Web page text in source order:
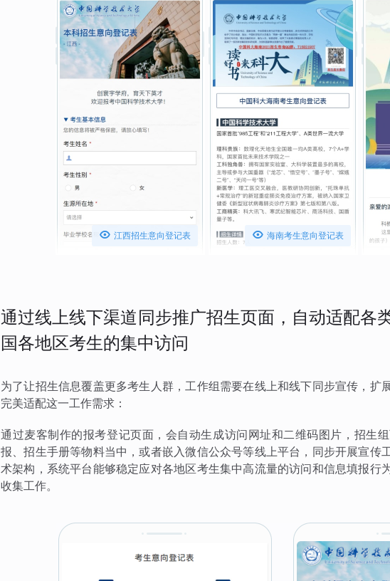
 江西招生意向登记表  海南考生意向登记表
通过线上线下渠道同步推广招生页面，自动适配各
国各地区考生的集中访问
为了让招生信息覆盖更多考生人群，工作组需要在线上和线下同步宣传，扩
完美适配这一工作需求：
通过麦客制作的报考登记页面，会自动生成访问网址和二维码图片，招生
报、招生手册等物料当中，或者嵌入微信公众号等线上平台，同步开展宣传
术架构，系统平台能够稳定应对各地区考生集中高流量的访问和信息填报行
收集工作。